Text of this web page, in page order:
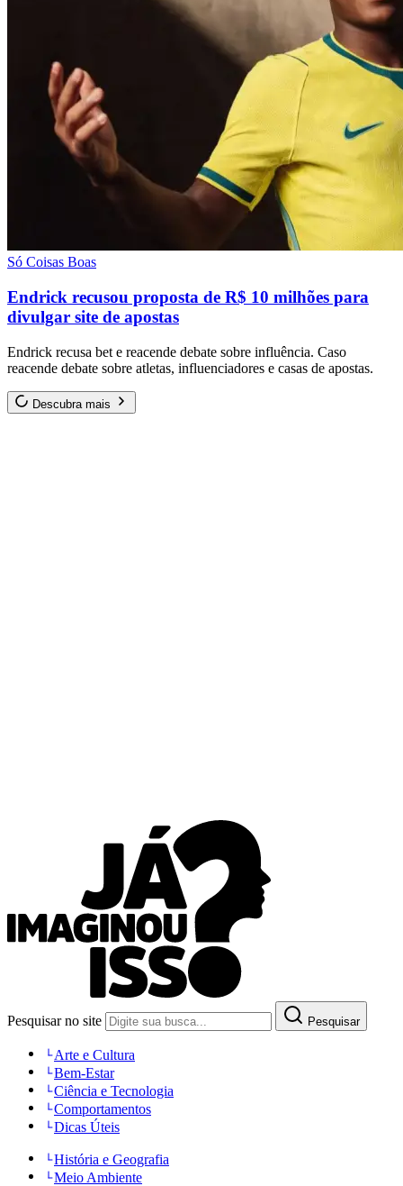
Só Coisas Boas
Endrick recusou proposta de R$ 10 milhões para
divulgar site de apostas
Endrick recusa bet e reacende debate sobre influência. Caso
reacende debate sobre atletas, influenciadores e casas de apostas.
Descubra mais
Pesquisar no site Pesquisar
Arte e Cultura
Bem-Estar
Ciência e Tecnologia
Comportamentos
Dicas Úteis
História e Geografia
Meio Ambiente